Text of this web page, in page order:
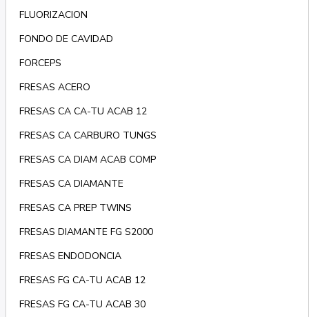
FLUORIZACION
FONDO DE CAVIDAD
FORCEPS
FRESAS ACERO
FRESAS CA CA-TU ACAB 12
FRESAS CA CARBURO TUNGS
FRESAS CA DIAM ACAB COMP
FRESAS CA DIAMANTE
FRESAS CA PREP TWINS
FRESAS DIAMANTE FG S2000
FRESAS ENDODONCIA
FRESAS FG CA-TU ACAB 12
FRESAS FG CA-TU ACAB 30